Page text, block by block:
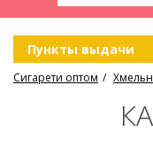
Пункты выдачи
Сигарети оптом